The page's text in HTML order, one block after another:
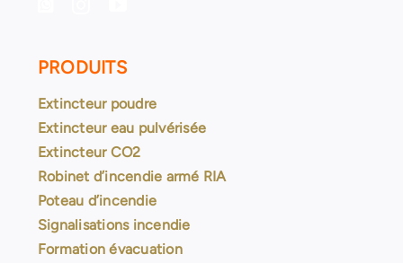
PRODUITS
Extincteur poudre
Extincteur eau pulvérisée
Extincteur CO2
Robinet d’incendie armé RIA
Poteau d’incendie
Signalisations incendie
Formation évacuation